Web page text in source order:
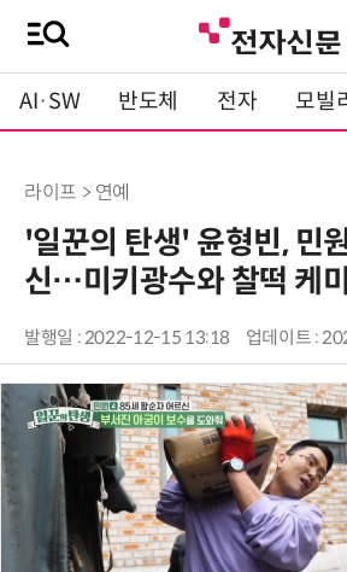
AI·SW 반도체 전자 모빌
라이프 > 연예
'일꾼의 탄생' 윤형빈, 민
신…미키광수와 찰떡 케미
발행일 : 2022-12-15 13:18 업데이트 :